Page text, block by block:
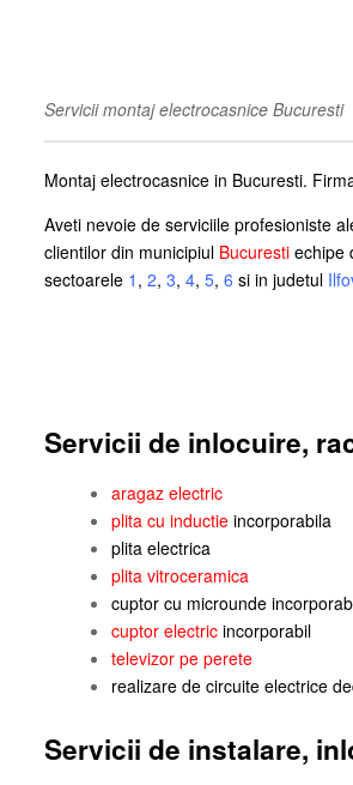
Servicii montaj electrocasnice Bucuresti
Montaj electrocasnice in Bucuresti.
Aveti nevoie de serviciile profesioniste
clientilor din municipiul Bucuresti echipe
sectoarele 1 , 2, 3, 4, 5, 6 si in judetul
Servicii de inlocuire,
aragaz electric
plita cu inductie incorporabila
plita electrica
plita vitroceramica
cuptor cu microunde
cuptor electric incorporabil
televizor pe perete
realizare de circuite electrice
Servicii de instalare,